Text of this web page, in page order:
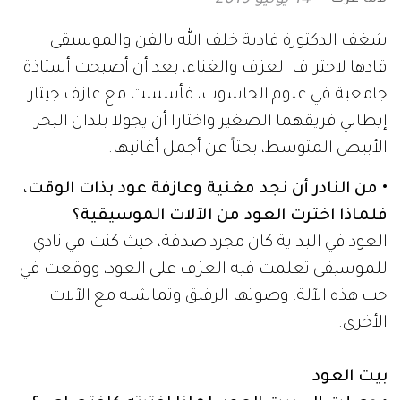
شغف الدكتورة فادية خلف الله بالفن والموسيقى
قادها لاحتراف العزف والغناء، بعد أن أصبحت أستاذة
جامعية في علوم الحاسوب، فأسست مع عازف جيتار
إيطالي فريقهما الصغير واختارا أن يجولا بلدان البحر
الأبيض المتوسط، بحثاً عن أجمل أغانيها.
• من النادر أن نجد مغنية وعازفة عود بذات الوقت،
فلماذا اخترت العود من الآلات الموسيقية؟
العود في البداية كان مجرد صدفة، حيث كنت في نادي
للموسيقى تعلمت فيه العزف على العود، ووقعت في
حب هذه الآلة، وصوتها الرقيق وتماشيه مع الآلات
الأخرى.
بيت العود